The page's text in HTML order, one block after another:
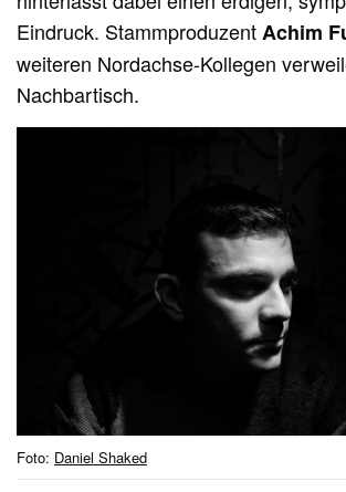
Eindruck. StammproduzentAchim
weiteren Nordachse-Kollegen
Nachbartisch.
Foto: Daniel Shaked